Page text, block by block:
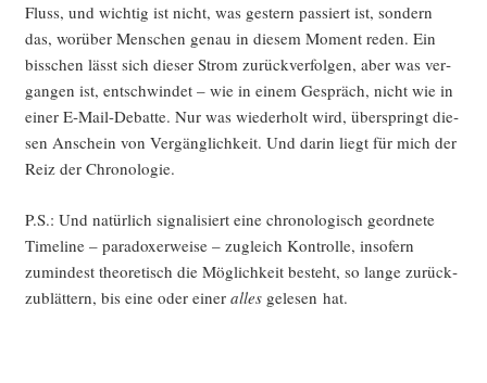
Fluss, und wich­tig ist nicht, was ges­tern pas­siert ist, son­dern
das, wor­über Men­schen genau in die­sem Moment reden. Ein
biss­chen lässt sich die­ser Strom zurück­ver­fol­gen, aber was ver­
gan­gen ist, ent­schwin­det – wie in einem Gespräch, nicht wie in
einer E‑Mail-Debat­te. Nur was wie­der­holt wird, über­springt die­
sen Anschein von Ver­gäng­lich­keit. Und dar­in liegt für mich der
Reiz der Chronologie.
P.S.: Und natür­lich signa­li­siert eine chro­no­lo­gisch geord­ne­te
Time­line – para­do­xer­wei­se – zugleich Kon­trol­le, inso­fern
zumin­dest theo­re­tisch die Mög­lich­keit besteht, so lan­ge zurück­
zu­blät­tern, bis eine oder einer allesgele­sen hat.